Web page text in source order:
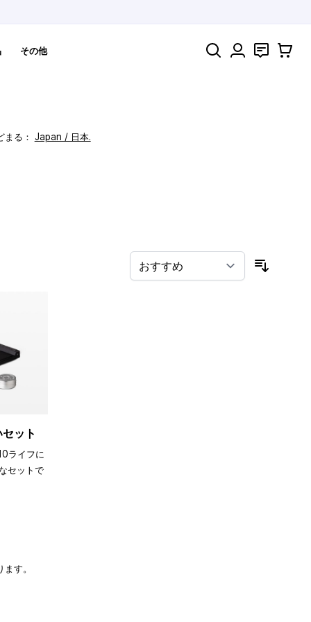
その他 検索 お問い合
カート
る： Japan / 日本.
ット
ライフに
セットで
す。